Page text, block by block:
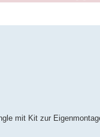
mit Kit zur